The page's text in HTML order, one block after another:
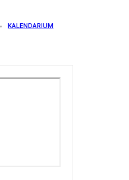
KALENDARIUM